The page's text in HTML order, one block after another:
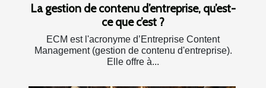
La gestion de contenu d’entreprise, qu’est-
ce que c’est ?
ECM est l'acronyme d’Entreprise Content
Management (gestion de contenu d'entreprise).
Elle offre à...